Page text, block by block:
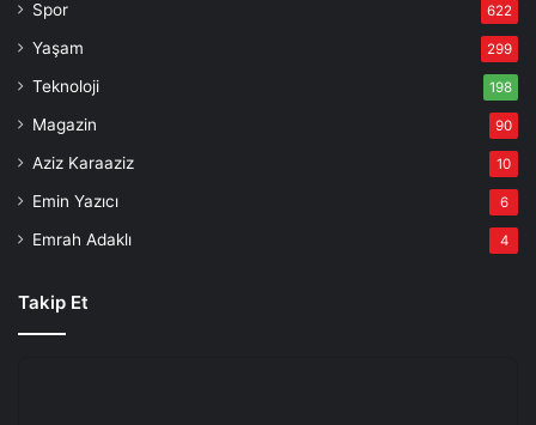
Spor 622
Yaşam 299
Teknoloji 198
Magazin 90
Aziz Karaaziz 10
Emin Yazıcı 6
Emrah Adaklı 4
Takip Et